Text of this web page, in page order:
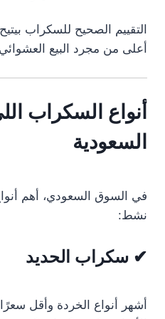
التقييم الصحيح للسكراب
أعلى من مجرد البيع
أنواع السكراب
السعودية
في السوق السعودي، أهم
نشط:
✔ سكراب الحديد
أشهر أنواع الخردة وأقل